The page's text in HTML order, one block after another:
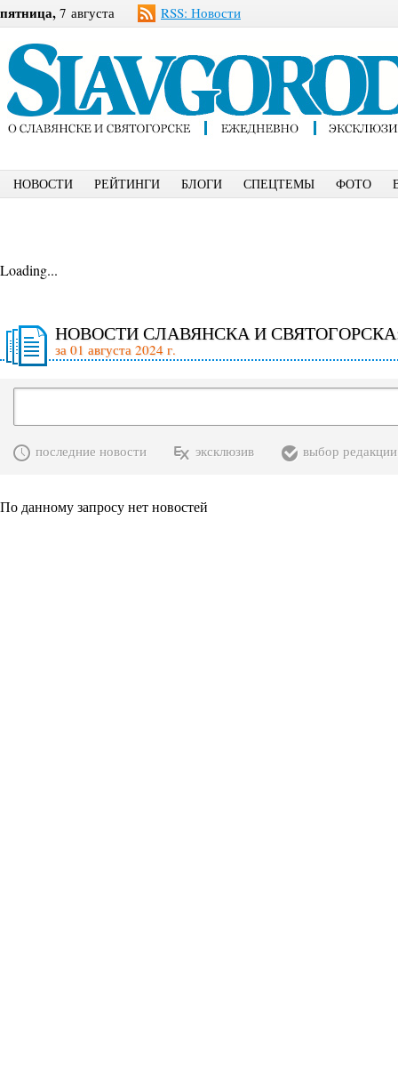
пятница, 7 августа RSS: Новости
НОВОСТИ РЕЙТИНГИ БЛОГИ СПЕЦТЕМЫ ФОТО
Loading...
НОВОСТИ СЛАВЯНСКА И
за 01 августа 2024 г.
последние новости эксклюзив выбор редакции
По данному запросу нет новостей